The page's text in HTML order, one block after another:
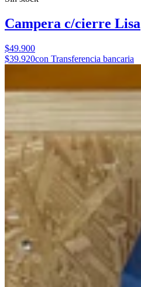
Campera c/cierre Lisa
$49.900
$39.920con Transferencia bancaria